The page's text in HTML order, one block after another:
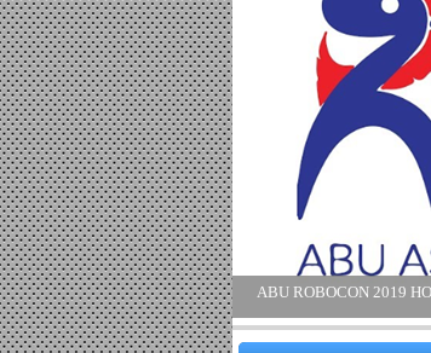
SRF 08 - Price : 47.83 USD